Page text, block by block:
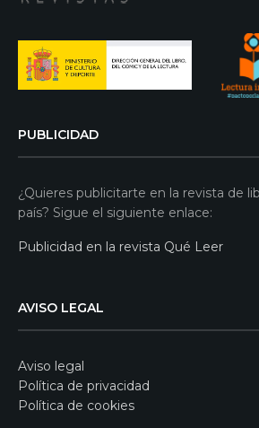
PUBLICIDAD
¿Quieres publicitarte en la revista de
país? Sigue el siguiente enlace:
Publicidad en la revista Qué Leer
AVISO LEGAL
Aviso legal
Política de privacidad
Política de cookies